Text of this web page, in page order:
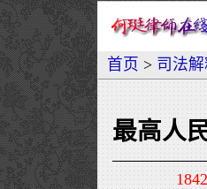
首页 > 司法解
最高人
1842